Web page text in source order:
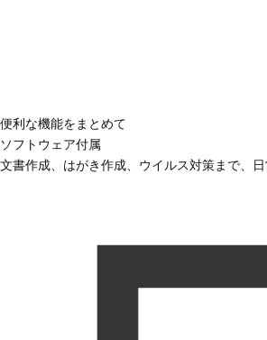
便利な機能をまとめて
ソフトウェア付属
文書作成、はがき作成、ウイルス対策まで、